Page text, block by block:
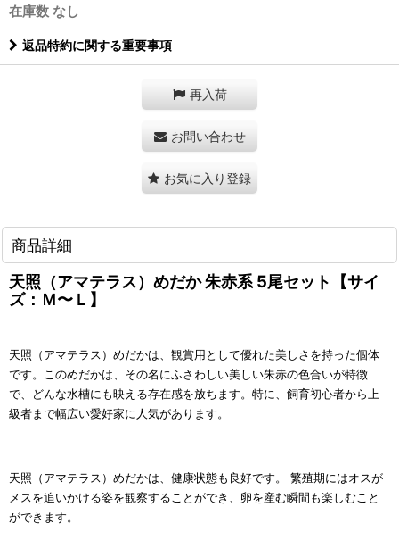
在庫数 なし
返品特約に関する重要事項
再入荷
お問い合わせ
お気に入り登録
商品詳細
天照（アマテラス）めだか 朱赤系 5尾セット【サイ
ズ：Ｍ〜Ｌ】
天照（アマテラス）めだかは、観賞用として優れた美しさを持った個体
です。このめだかは、その名にふさわしい美しい朱赤の色合いが特徴
で、どんな水槽にも映える存在感を放ちます。特に、飼育初心者から上
級者まで幅広い愛好家に人気があります。
天照（アマテラス）めだかは、健康状態も良好です。 繁殖期にはオスが
メスを追いかける姿を観察することができ、卵を産む瞬間も楽しむこと
ができます。